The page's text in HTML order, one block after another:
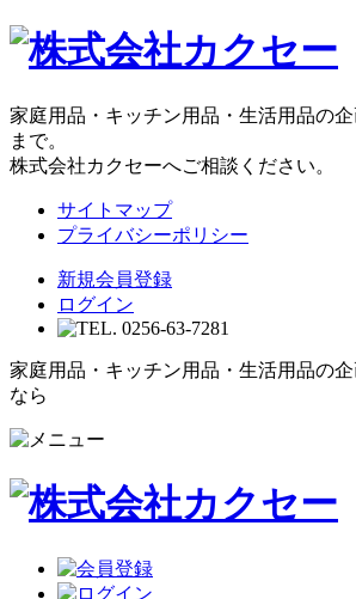
家庭用品・キッチン用品・生活用品の
まで。
株式会社カクセーへご相談ください。
サイトマップ
プライバシーポリシー
新規会員登録
ログイン
家庭用品・キッチン用品・生活用品の
なら